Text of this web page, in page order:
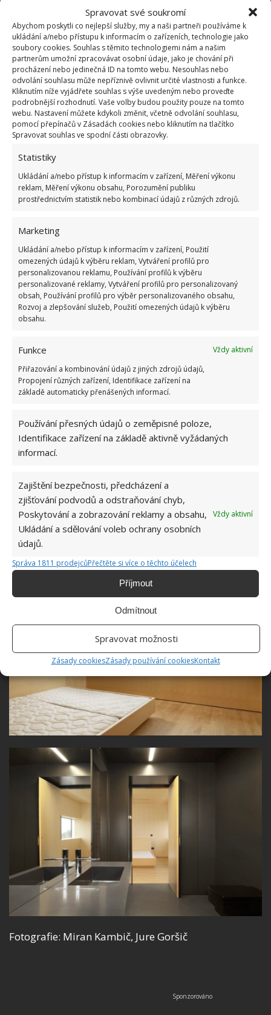
Spravovat své soukromí
Abychom poskytli co nejlepší služby, my a naši partneři používáme k
ukládání a/nebo přístupu k informacím o zařízeních, technologie jako
soubory cookies. Souhlas s těmito technologiemi nám a našim
partnerům umožní zpracovávat osobní údaje, jako je chování při
procházení nebo jedinečná ID na tomto webu. Nesouhlas nebo
odvolání souhlasu může nepříznivě ovlivnit určité vlastnosti a funkce.
Kliknutím níže vyjádřete souhlas s výše uvedeným nebo proveďte
podrobnější rozhodnutí. Vaše volby budou použity pouze na tomto
webu. Nastavení můžete kdykoli změnit, včetně odvolání souhlasu,
pomocí přepínačů v Zásadách cookies nebo kliknutím na tlačítko
Spravovat souhlas ve spodní části obrazovky.
Statistiky
Ukládání a/nebo přístup k informacím v zařízení, Měření výkonu
reklam, Měření výkonu obsahu, Porozumění publiku
prostřednictvím statistik nebo kombinací údajů z různých zdrojů.
Marketing
Ukládání a/nebo přístup k informacím v zařízení, Použití
omezených údajů k výběru reklam, Vytváření profilů pro
personalizovanou reklamu, Používání profilů k výběru
personalizované reklamy, Vytváření profilů pro personalizovaný
obsah, Používání profilů pro výběr personalizovaného obsahu,
Rozvoj a zlepšování služeb, Použití omezených údajů k výběru
obsahu.
Funkce
Vždy aktivní
Přiřazování a kombinování údajů z jiných zdrojů údajů,
Propojení různých zařízení, Identifikace zařízení na
základě automaticky přenášených informací.
Používání přesných údajů o zeměpisné poloze,
Identifikace zařízení na základě aktivně vyžádaných
informací.
Zajištění bezpečnosti, předcházení a
zjišťování podvodů a odstraňování chyb,
Poskytování a zobrazování reklamy a obsahu,
Ukládání a sdělování voleb ochrany osobních
údajů.
Vždy aktivní
Správa 1811 prodejcůPřečtěte si více o těchto účelech
Příjmout
Odmítnout
Spravovat možnosti
Zásady cookiesZásady používání cookiesKontakt
cestě vedoucí z pozemku, je určen pro výdej a
skladování medu, lisování a skladování ovoce a také
skladování nejrůznějších zemědělských potřeb a
nářadí. Zároveň se zde nachází tepelné čerpadlo pro
vytápění budovy, sušárna a koupelna.
hala a schodiště, které spojuje všechna tři patra.
Přízemí je zaskleno velkými posuvnými dveřmi, ze
kterých je možné vyjít ven do volné přírody. V prvním
patře se poté nachází ložnice pro případné hosty,
koupelna a také kulečník a fitness.
Fotografie: Miran Kambič, Jure Goršič